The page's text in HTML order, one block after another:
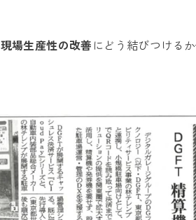
現場生産性の改善 にどう結びつける